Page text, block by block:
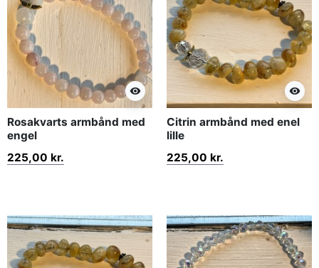
visibility
Rosakvarts armbånd med
engel
225,00 kr.
visibility
Citrin armbånd med enel
lille
225,00 kr.